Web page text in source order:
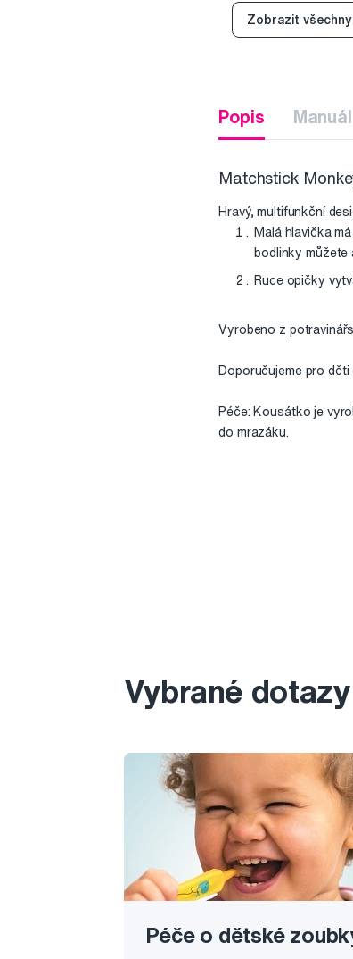
Zobrazit všechny
Popis Manuál
Matchstick
Hravý, multifunkční
Malá hlavička
bodlinky můžete
Ruce opičky
Vyrobeno z
Doporučujeme pro děti
Péče: Kousátko je
do mrazáku.
Vybrané
Péče o dětské